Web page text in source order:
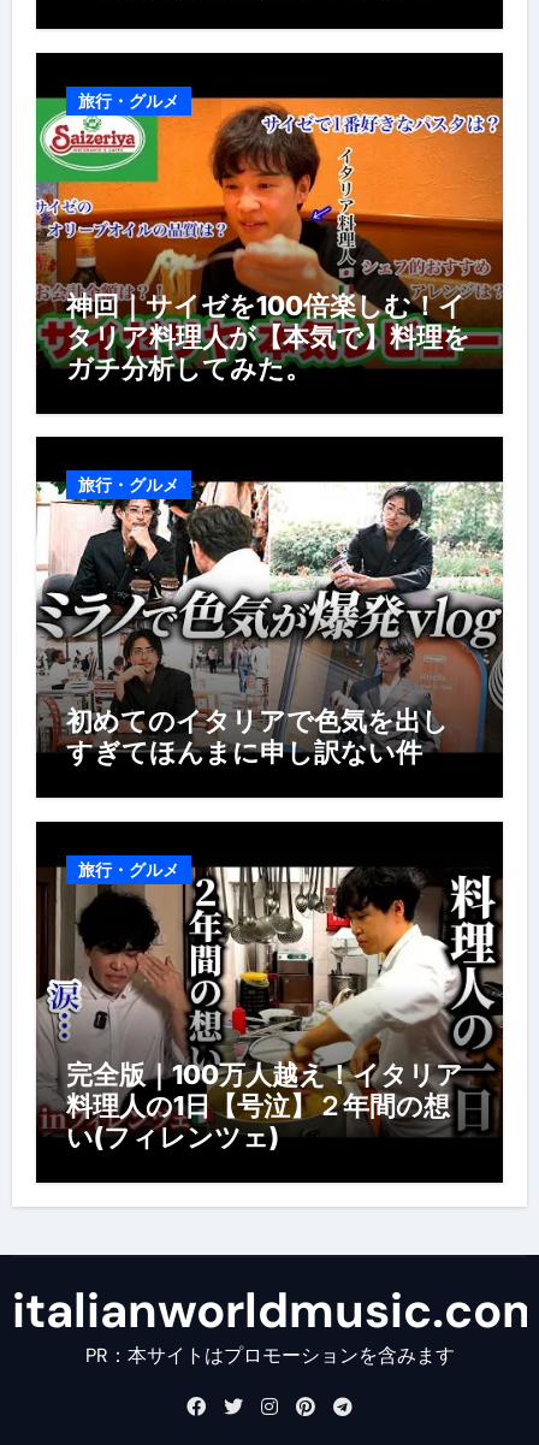
風景】
旅行・グルメ
神回｜サイゼを100倍楽しむ！イ
タリア料理人が【本気で】料理を
ガチ分析してみた。
旅行・グルメ
初めてのイタリアで色気を出し
すぎてほんまに申し訳ない件
旅行・グルメ
完全版｜100万人越え！イタリア
料理人の1日【号泣】２年間の想
い(フィレンツェ)
PR：本サイトはプロモーションを含みます